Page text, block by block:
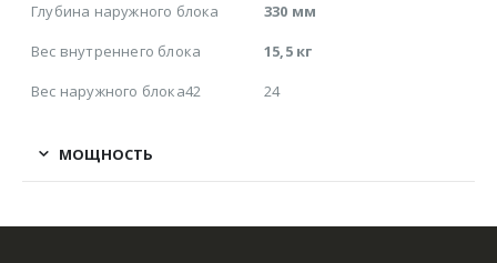
Глубина наружного блока
330 мм
Вес внутреннего блока
15,5 кг
Вес наружного блока42
24
МОЩНОСТЬ